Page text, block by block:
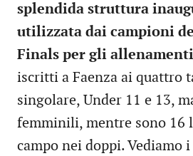
splendida struttura
utilizzata dai campioni
Finals per gli allenamenti
iscritti a Faenza ai quattro
singolare, Under 11 e 13,
femminili, mentre sono 16
campo nei doppi. Vediamo